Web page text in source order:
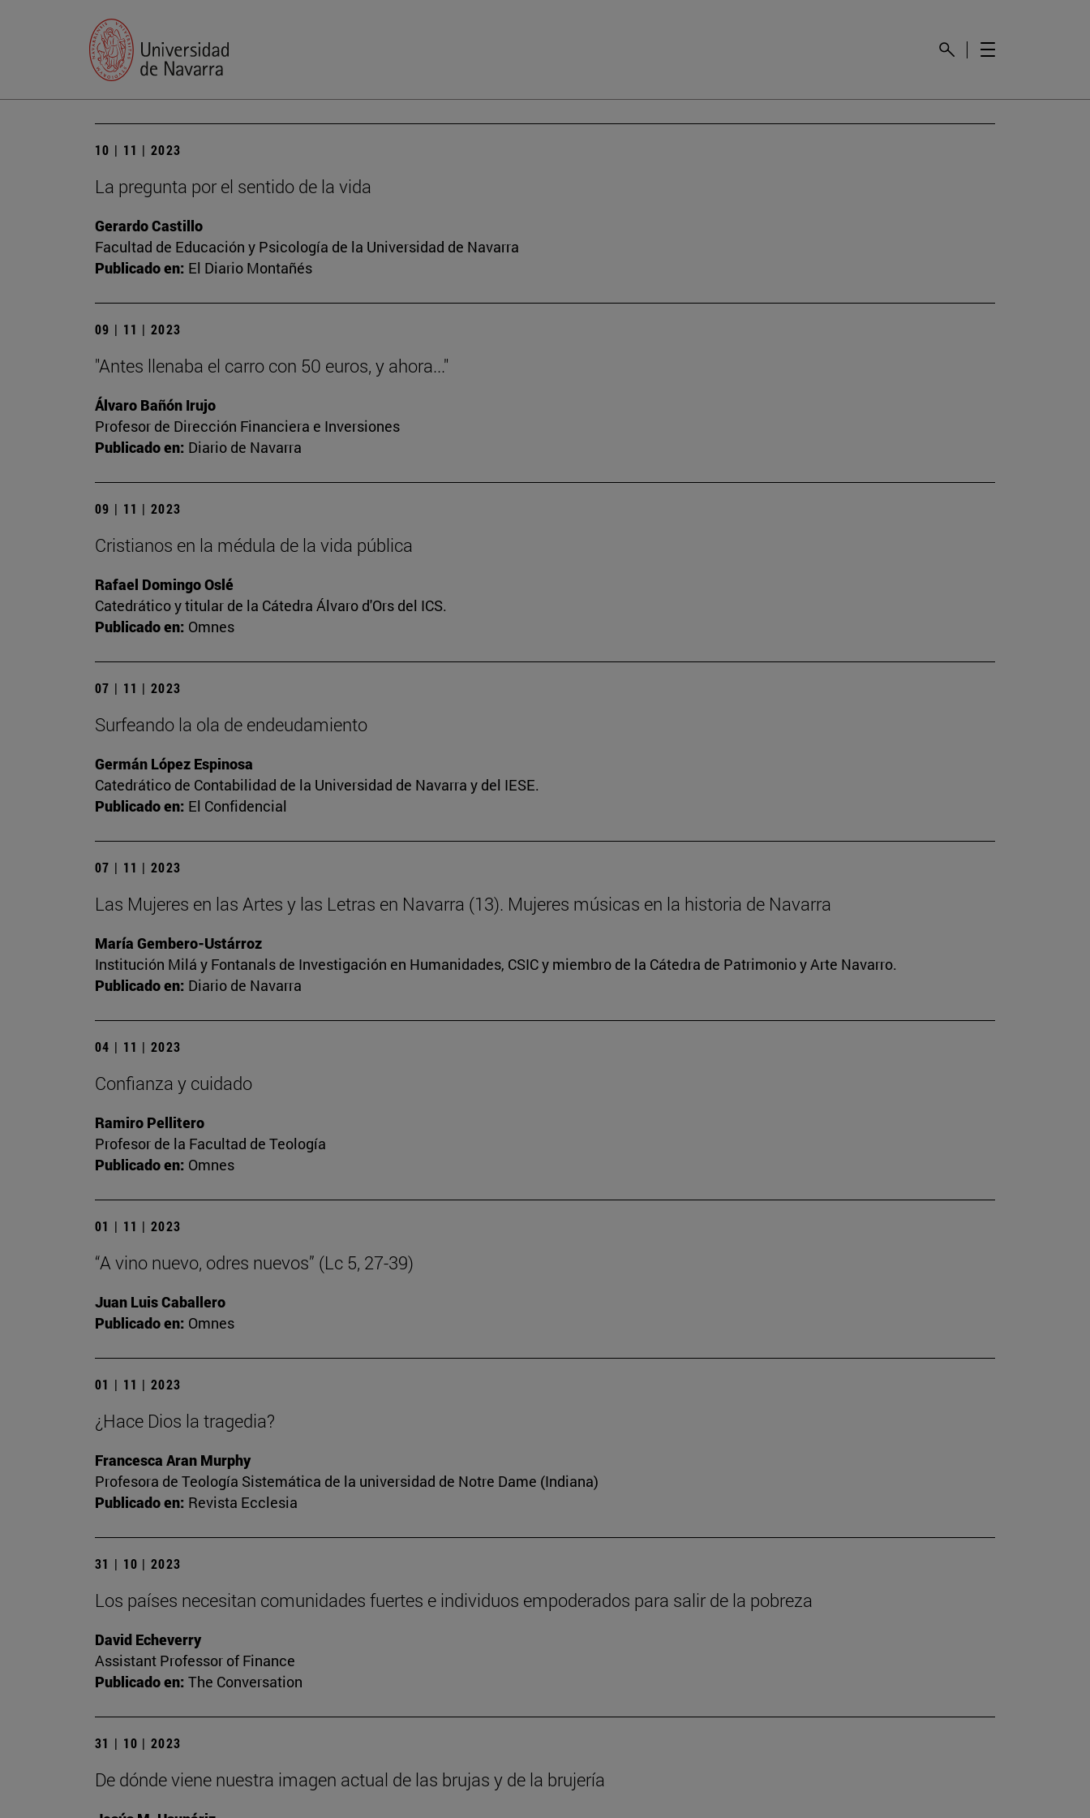
10 | 11 | 2023
La pregunta por el sentido de la vida
Gerardo Castillo
Facultad de Educación y Psicología de la Universidad de Navarra
Publicado en: El Diario Montañés
09 | 11 | 2023
"Antes llenaba el carro con 50 euros, y ahora..."
Álvaro Bañón Irujo
Profesor de Dirección Financiera e Inversiones
Publicado en: Diario de Navarra
09 | 11 | 2023
Cristianos en la médula de la vida pública
Rafael Domingo Oslé
Catedrático y titular de la Cátedra Álvaro d'Ors del ICS.
Publicado en: Omnes
07 | 11 | 2023
Surfeando la ola de endeudamiento
Germán López Espinosa
Catedrático de Contabilidad de la Universidad de Navarra y del IESE.
Publicado en: El Confidencial
07 | 11 | 2023
Las Mujeres en las Artes y las Letras en Navarra (13). Mujeres músicas en la historia de Navarra
María Gembero-Ustárroz
Institución Milá y Fontanals de Investigación en Humanidades, CSIC y miembro de la Cátedra de Patrimonio y Arte Navarro.
Publicado en: Diario de Navarra
04 | 11 | 2023
Confianza y cuidado
Ramiro Pellitero
Profesor de la Facultad de Teología
Publicado en: Omnes
01 | 11 | 2023
“A vino nuevo, odres nuevos” (Lc 5, 27-39)
Juan Luis Caballero
Publicado en: Omnes
01 | 11 | 2023
¿Hace Dios la tragedia?
Francesca Aran Murphy
Profesora de Teología Sistemática de la universidad de Notre Dame (Indiana)
Publicado en: Revista Ecclesia
31 | 10 | 2023
Los países necesitan comunidades fuertes e individuos empoderados para salir de la pobreza
David Echeverry
Assistant Professor of Finance
Publicado en: The Conversation
31 | 10 | 2023
De dónde viene nuestra imagen actual de las brujas y de la brujería